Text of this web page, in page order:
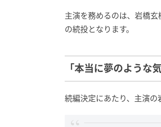
主演を務めるのは、岩橋
の続投となります。
「本当に夢のような
続編決定にあたり、主演の